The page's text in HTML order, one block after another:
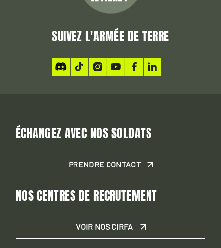
SUIVEZ L'ARMÉE DE TERRE
ÉCHANGEZ AVEC NOS SOLDATS
PRENDRE CONTACT
NOS CENTRES DE RECRUTEMENT
VOIR NOS CIRFA